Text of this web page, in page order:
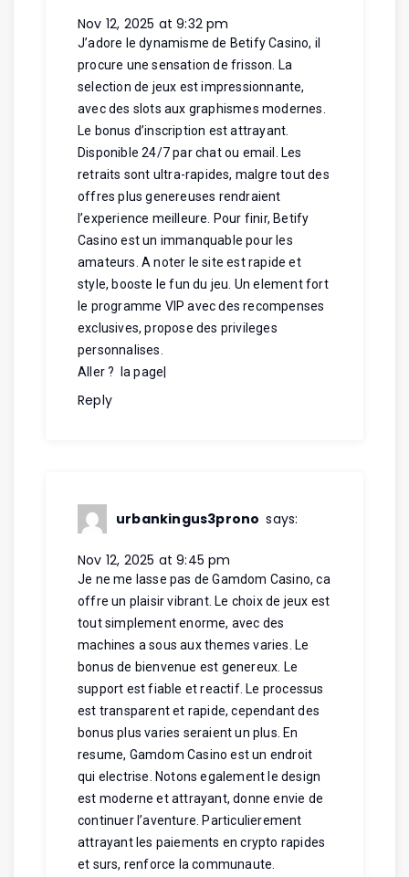
Nov 12, 2025 at 9:32 pm
J’adore le dynamisme de Betify Casino, il
procure une sensation de frisson. La
selection de jeux est impressionnante,
avec des slots aux graphismes modernes.
Le bonus d’inscription est attrayant.
Disponible 24/7 par chat ou email. Les
retraits sont ultra-rapides, malgre tout des
offres plus genereuses rendraient
l’experience meilleure. Pour finir, Betify
Casino est un immanquable pour les
amateurs. A noter le site est rapide et
style, booste le fun du jeu. Un element fort
le programme VIP avec des recompenses
exclusives, propose des privileges
personnalises.
Aller ? la page
Reply
urbankingus3prono says:
Nov 12, 2025 at 9:45 pm
Je ne me lasse pas de Gamdom Casino, ca
offre un plaisir vibrant. Le choix de jeux est
tout simplement enorme, avec des
machines a sous aux themes varies. Le
bonus de bienvenue est genereux. Le
support est fiable et reactif. Le processus
est transparent et rapide, cependant des
bonus plus varies seraient un plus. En
resume, Gamdom Casino est un endroit
qui electrise. Notons egalement le design
est moderne et attrayant, donne envie de
continuer l’aventure. Particulierement
attrayant les paiements en crypto rapides
et surs, renforce la communaute.